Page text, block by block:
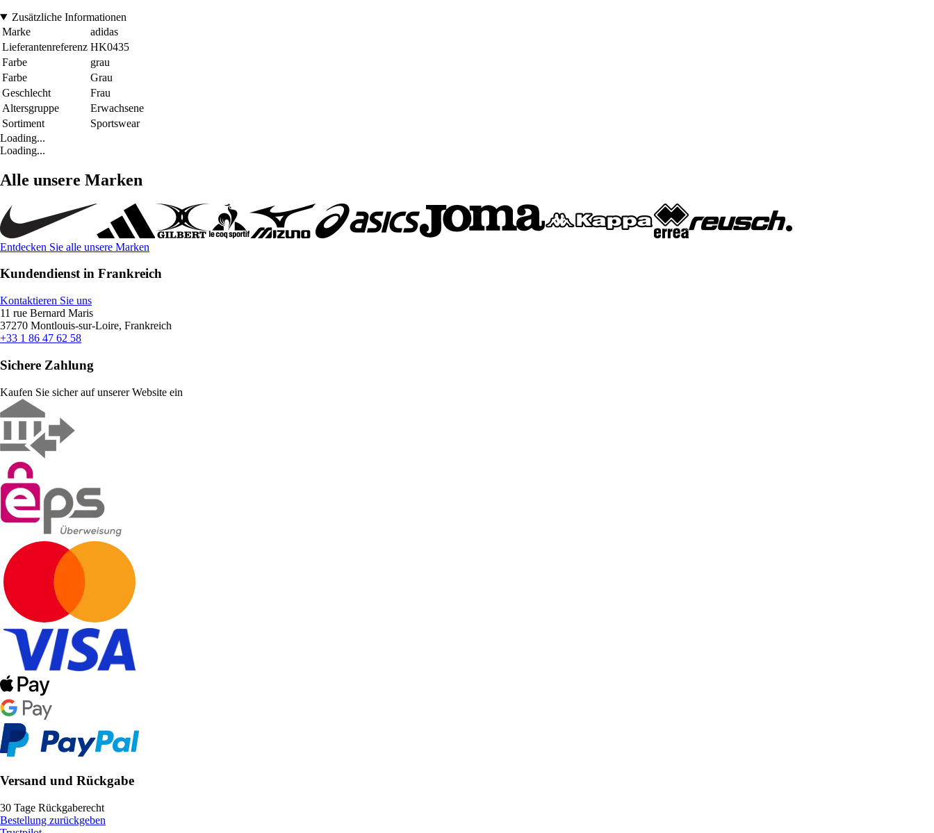
Zusätzliche Informationen
Marke
adidas
Lieferantenreferenz HK0435
Farbe
grau
Farbe
Grau
Geschlecht
Frau
Altersgruppe
Erwachsene
Sortiment
Sportswear
Loading...
Loading...
Alle unsere Marken
Entdecken Sie alle unsere Marken
Kundendienst in Frankreich
Kontaktieren Sie uns
11 rue Bernard Maris
37270 Montlouis-sur-Loire, Frankreich
+33 1 86 47 62 58
Sichere Zahlung
Kaufen Sie sicher auf unserer Website ein
Versand und Rückgabe
30 Tage Rückgaberecht
Bestellung zurückgeben